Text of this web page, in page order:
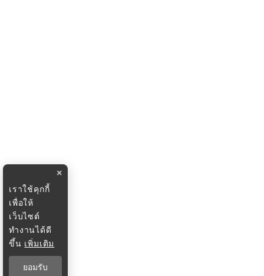
×
เราใช้คุกกี้
เพื่อให้
เว็บไซต์
ทำงานได้ดี
ขึ้น เพิ่มเติม
ยอมรับ